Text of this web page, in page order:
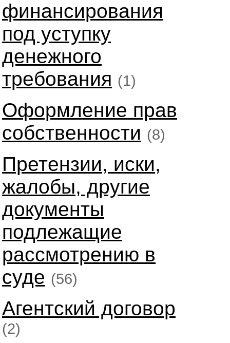
финансирования
под уступку
денежного
требования (1)
Оформление прав
собственности (8)
Претензии, иски,
жалобы, другие
документы
подлежащие
рассмотрению в
суде (56)
Агентский договор
(2)